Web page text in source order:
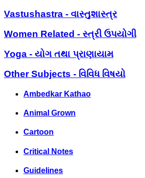
Vastushastra - વાસ્તુશાસ્ત્ર
Women Related - સ્ત્રી ઉપયોગી
Yoga - યોગ તથા પ્રાણાયામ
Other Subjects - વિવિધ વિષયો
Ambedkar Kathao
Animal Grown
Cartoon
Critical Notes
Guidelines